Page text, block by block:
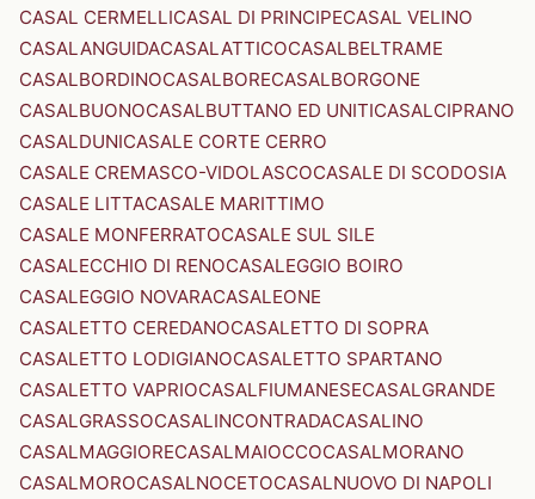
CASAL CERMELLICASAL DI PRINCIPECASAL VELINO
CASALANGUIDACASALATTICOCASALBELTRAME
CASALBORDINOCASALBORECASALBORGONE
CASALBUONOCASALBUTTANO ED UNITICASALCIPRANO
CASALDUNICASALE CORTE CERRO
CASALE CREMASCO-VIDOLASCOCASALE DI SCODOSIA
CASALE LITTACASALE MARITTIMO
CASALE MONFERRATOCASALE SUL SILE
CASALECCHIO DI RENOCASALEGGIO BOIRO
CASALEGGIO NOVARACASALEONE
CASALETTO CEREDANOCASALETTO DI SOPRA
CASALETTO LODIGIANOCASALETTO SPARTANO
CASALETTO VAPRIOCASALFIUMANESECASALGRANDE
CASALGRASSOCASALINCONTRADACASALINO
CASALMAGGIORECASALMAIOCCOCASALMORANO
CASALMOROCASALNOCETOCASALNUOVO DI NAPOLI